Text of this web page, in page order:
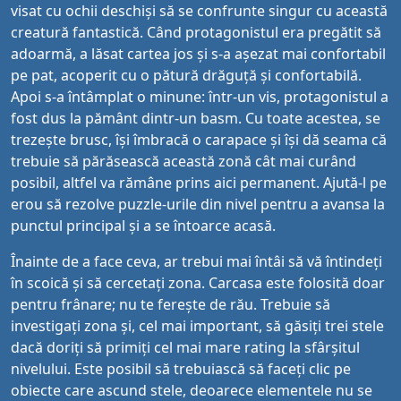
visat cu ochii deschiși să se confrunte singur cu această
creatură fantastică. Când protagonistul era pregătit să
adoarmă, a lăsat cartea jos și s-a așezat mai confortabil
pe pat, acoperit cu o pătură drăguță și confortabilă.
Apoi s-a întâmplat o minune: într-un vis, protagonistul a
fost dus la pământ dintr-un basm. Cu toate acestea, se
trezește brusc, își îmbracă o carapace și își dă seama că
trebuie să părăsească această zonă cât mai curând
posibil, altfel va rămâne prins aici permanent. Ajută-l pe
erou să rezolve puzzle-urile din nivel pentru a avansa la
punctul principal și a se întoarce acasă.
Înainte de a face ceva, ar trebui mai întâi să vă întindeți
în scoică și să cercetați zona. Carcasa este folosită doar
pentru frânare; nu te ferește de rău. Trebuie să
investigați zona și, cel mai important, să găsiți trei stele
dacă doriți să primiți cel mai mare rating la sfârșitul
nivelului. Este posibil să trebuiască să faceți clic pe
obiecte care ascund stele, deoarece elementele nu se